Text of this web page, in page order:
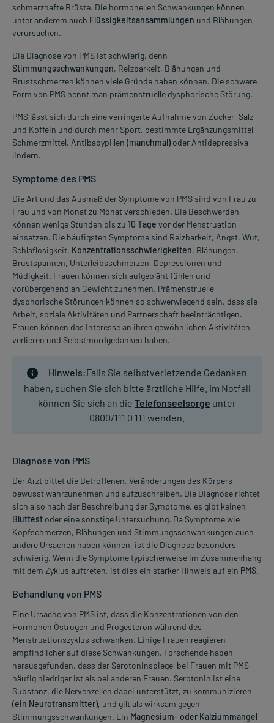
schmerzhafte Brüste. Die hormonellen Schwankungen können
unter anderem auch Flüssigkeitsansammlungen und Blähungen
verursachen.
Die Diagnose von PMS ist schwierig, denn
Stimmungsschwankungen, Reizbarkeit, Blähungen und
Brustschmerzen können viele Gründe haben können. Die schwere
Form von PMS nennt man prämenstruelle dysphorische Störung.
PMS lässt sich durch eine verringerte Aufnahme von Zucker, Salz
und Koffein und durch mehr Sport, bestimmte Ergänzungsmittel,
Schmerzmittel, Antibabypillen (manchmal) oder Antidepressiva
lindern.
Symptome des PMS
Die Art und das Ausmaß der Symptome von PMS sind von Frau zu
Frau und von Monat zu Monat verschieden. Die Beschwerden
können wenige Stunden bis zu 10 Tage vor der Menstruation
einsetzen. Die häufigsten Symptome sind Reizbarkeit, Angst, Wut,
Schlaflosigkeit, Konzentrationsschwierigkeiten, Blähungen,
Brustspannen, Unterleibsschmerzen, Depressionen und
Müdigkeit. Frauen können sich aufgebläht fühlen und
vorübergehend an Gewicht zunehmen. Prämenstruelle
dysphorische Störungen können so schwerwiegend sein, dass sie
Arbeit, soziale Aktivitäten und Partnerschaft beeinträchtigen.
Frauen können das Interesse an ihren gewöhnlichen Aktivitäten
verlieren und Selbstmordgedanken haben.
Hinweis:Falls Sie selbstverletzende Gedanken
haben, suchen Sie sich bitte ärztliche Hilfe. Im Notfall
können Sie sich an die Telefonseelsorge unter
0800/111 0 111 wenden.
Diagnose von PMS
Der Arzt bittet die Betroffenen, Veränderungen des Körpers
bewusst wahrzunehmen und aufzuschreiben. Die Diagnose richtet
sich also nach der Beschreibung der Symptome, es gibt keinen
Bluttest oder eine sonstige Untersuchung. Da Symptome wie
Kopfschmerzen, Blähungen und Stimmungsschwankungen auch
andere Ursachen haben können, ist die Diagnose besonders
schwierig. Wenn die Symptome typischerweise im Zusammenhang
mit dem Zyklus auftreten, ist dies ein starker Hinweis auf ein PMS.
Behandlung von PMS
Eine Ursache von PMS ist, dass die Konzentrationen von den
Hormonen Östrogen und Progesteron während des
Menstruationszyklus schwanken. Einige Frauen reagieren
empfindlicher auf diese Schwankungen. Forschende haben
herausgefunden, dass der Serotoninspiegel bei Frauen mit PMS
häufig niedriger ist als bei anderen Frauen. Serotonin ist eine
Substanz, die Nervenzellen dabei unterstützt, zu kommunizieren
(ein Neurotransmitter), und gilt als wirksam gegen
Stimmungsschwankungen. Ein Magnesium- oder Kalziummangel